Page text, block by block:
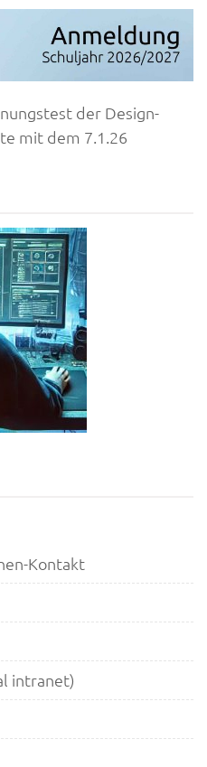
der Design-
mit dem 7.1.26
Kontakt
intranet)